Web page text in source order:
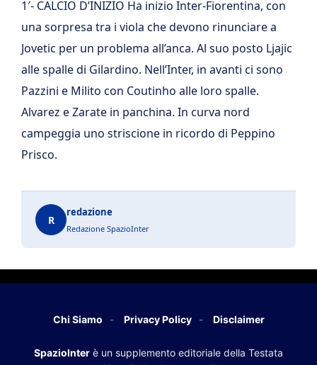
1′- CALCIO D’INIZIO Ha inizio Inter-Fiorentina, con
una sorpresa tra i viola che devono rinunciare a
Jovetic per un problema all’anca. Al suo posto Ljajic
alle spalle di Gilardino. Nell’Inter, in avanti ci sono
Pazzini e Milito con Coutinho alle loro spalle.
Alvarez e Zarate in panchina. In curva nord
campeggia uno striscione in ricordo di Peppino
Prisco.
R
redazione
Redazione SpazioInter
Chi Siamo Privacy Policy Disclaimer
SpazioInter è un supplemento editoriale della Testata